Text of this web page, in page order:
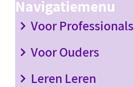
Navigatiemenu
Voor Professionals
Voor Ouders
Leren Leren